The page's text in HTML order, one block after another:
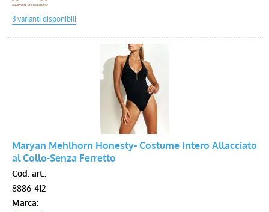
Maryan Mehlhorn Honesty- Costume Intero Allacciato
al Collo-Senza Ferretto
Cod. art.:
8886-412
Marca: